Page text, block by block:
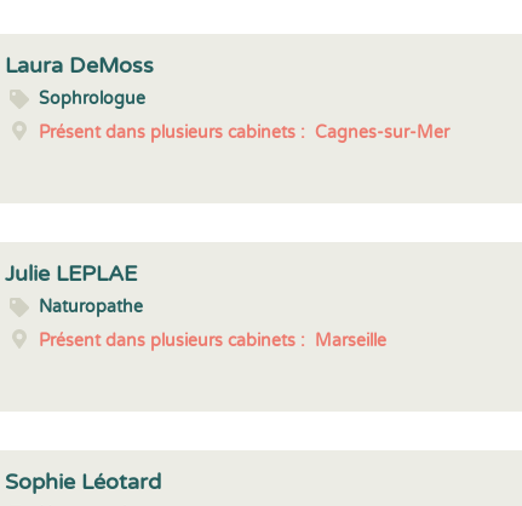
Laura DeMoss
Sophrologue
Présent dans plusieurs cabinets : Cagnes-sur-Mer
Julie LEPLAE
Naturopathe
Présent dans plusieurs cabinets : Marseille
Sophie Léotard